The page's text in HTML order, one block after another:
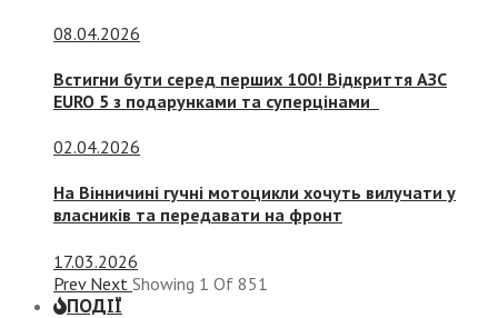
08.04.2026
Встигни бути серед перших 100! Відкриття АЗС
EURO 5 з подарунками та суперцінами
02.04.2026
На Вінничині гучні мотоцикли хочуть вилучати у
власників та передавати на фронт
17.03.2026
Prev Next Showing 1 Of 851
ПОДІЇ